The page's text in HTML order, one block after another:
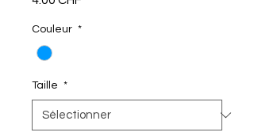
Couleur *
Taille *